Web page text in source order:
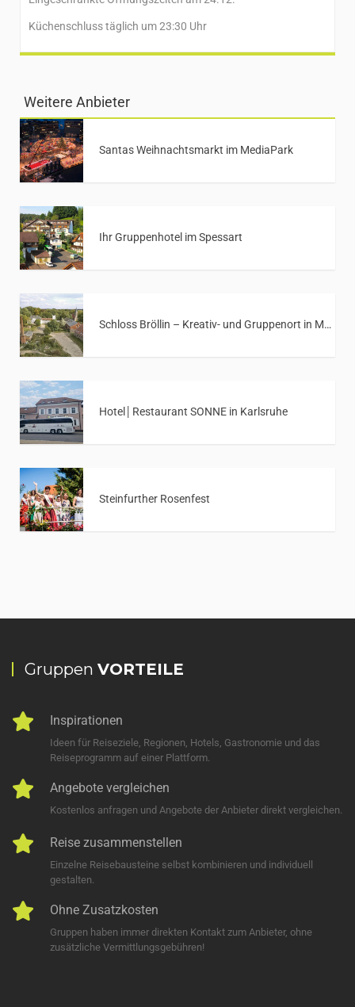
Küchenschluss täglich um 23:30 Uhr
Weitere Anbieter
Santas Weihnachtsmarkt im MediaPark
Ihr Gruppenhotel im Spessart
Schloss Bröllin – Kreativ- und Gruppenort in Mecklenburg-Vorpommern
Hotel│Restaurant SONNE in Karlsruhe
Steinfurther Rosenfest
Gruppen VORTEILE
Inspirationen
Ideen für Reiseziele, Regionen, Hotels, Gastronomie und das
Reiseprogramm auf einer Plattform.
Angebote vergleichen
Kostenlos anfragen und Angebote der Anbieter direkt vergleichen.
Reise zusammenstellen
Einzelne Reisebausteine selbst kombinieren und individuell
gestalten.
Ohne Zusatzkosten
Gruppen haben immer direkten Kontakt zum Anbieter, ohne
zusätzliche Vermittlungsgebühren!